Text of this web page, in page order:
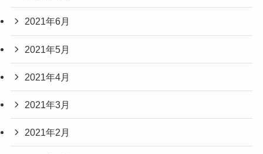
2021年6月
2021年5月
2021年4月
2021年3月
2021年2月